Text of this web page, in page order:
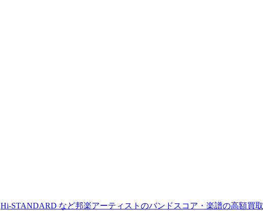
Hi-STANDARD など邦楽アーティストのバンドスコア・楽譜の高額買取